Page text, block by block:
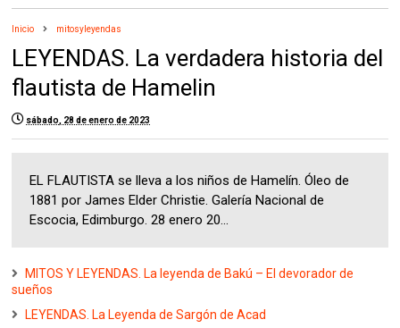
Inicio mitosyleyendas
LEYENDAS. La verdadera historia del
flautista de Hamelin
sábado, 28 de enero de 2023
EL FLAUTISTA se lleva a los niños de Hamelín. Óleo de
1881 por James Elder Christie. Galería Nacional de
Escocia, Edimburgo. 28 enero 20...
MITOS Y LEYENDAS. La leyenda de Bakú – El devorador de
sueños
LEYENDAS. La Leyenda de Sargón de Acad